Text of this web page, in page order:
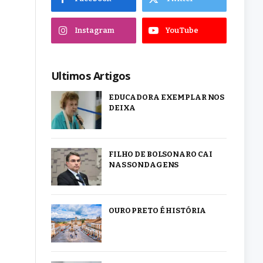
Instagram YouTube
Ultimos Artigos
EDUCADORA EXEMPLAR NOS
DEIXA
FILHO DE BOLSONARO CAI
NAS SONDAGENS
OURO PRETO É HISTÓRIA